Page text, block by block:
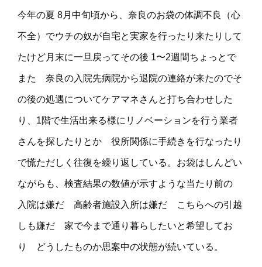
今年の夏 8月中旬頃から、奈良のお袋の体調不良（心
不全）でウチの奴が自宅と実家を行ったり来たりして
たけど月末に一旦戻ってその後 1〜2週間ちょっとで
また 奈良の入院先病院から退院の連絡が来たのでそ
の後の処遇についてケアマネさんと打ち合わせした
り、1階で生活出来る様にリノベーションを行う業者
さんを探したりとか 役所関係に手続きを行なったり
で慌ただしく往復を繰り返している。お袋はしんどい
ながらも、検査結果の数値が示すような当たり前の
入院は嫌だ 高齢者施設入所は嫌だ こちらへの引越
しも嫌だ 家で今まで通り暮らしたいと希望してお
り どうしたものか思案中の状態が続いている。